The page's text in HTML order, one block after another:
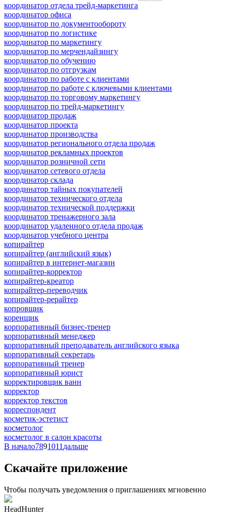
координатор отдела трейд-маркетинга
координатор офиса
координатор по документообороту
координатор по логистике
координатор по маркетингу
координатор по мерчендайзингу
координатор по обучению
координатор по отгрузкам
координатор по работе с клиентами
координатор по работе с ключевыми клиентами
координатор по торговому маркетингу
координатор по трейд-маркетингу
координатор продаж
координатор проекта
координатор производства
координатор регионального отдела продаж
координатор рекламных проектов
координатор розничной сети
координатор сетевого отдела
координатор склада
координатор тайных покупателей
координатор технического отдела
координатор технической поддержки
координатор тренажерного зала
координатор удаленного отдела продаж
координатор учебного центра
копирайтер
копирайтер (английский язык)
копирайтер в интернет-магазин
копирайтер-корректор
копирайтер-креатор
копирайтер-переводчик
копирайтер-рерайтер
копровщик
коренщик
корпоративный бизнес-тренер
корпоративный менеджер
корпоративный преподаватель английского языка
корпоративный секретарь
корпоративный тренер
корпоративный юрист
корректировщик ванн
корректор
корректор текстов
корреспондент
косметик-эстетист
косметолог
косметолог в салон красоты
В начало7891011 дальше
Скачайте приложение
Чтобы получать уведомления о приглашениях мгновенно
HeadHunter